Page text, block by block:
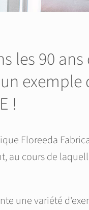
les 90
!
Floreeda
au cours de
une variété